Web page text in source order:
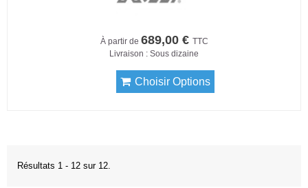
À partir de 689,00 € TTC
Livraison : Sous dizaine
Choisir Options
Résultats 1 - 12 sur 12.